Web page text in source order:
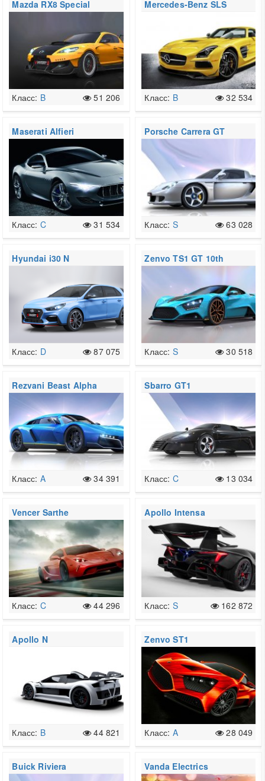
Mazda RX8 Special
Класс: B 51 206
Mercedes-Benz SLS
Класс: B 32 534
Maserati Alfieri
Класс: C 31 534
Porsche Carrera GT
Класс: S 63 028
Hyundai i30 N
Класс: D 87 075
Zenvo TS1 GT 10th
Anniversary Edition
Класс: S 30 518
Rezvani Beast Alpha
Класс: A 34 391
Sbarro GT1
Класс: C 13 034
Vencer Sarthe
Класс: C 44 296
Apollo Intensa
Emozione
Класс: S 162 872
Apollo N
Класс: B 44 821
Zenvo ST1
Класс: A 28 049
Buick Riviera
Vanda Electrics
Dendrobium